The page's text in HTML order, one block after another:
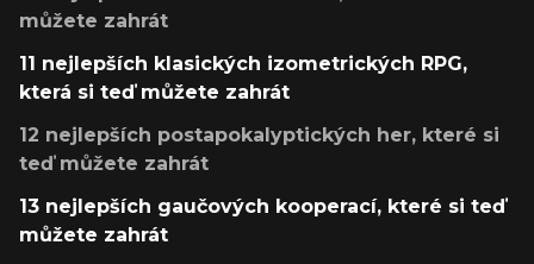
můžete zahrát
11 nejlepších klasických izometrických RPG,
která si teď můžete zahrát
12 nejlepších postapokalyptických her, které si
teď můžete zahrát
13 nejlepších gaučových kooperací, které si teď
můžete zahrát